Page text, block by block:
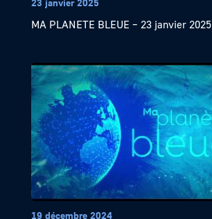
23 janvier 2025
MA PLANETE BLEUE – 23 janvier 2025
19 décembre 2024